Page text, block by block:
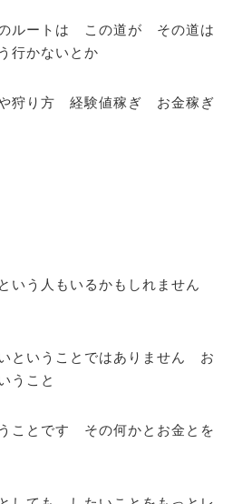
ルートは この道が その道は
行かないとか
狩り方 経験値稼ぎ お金稼ぎ
いう人もいるかもしれません
ということではありません お
うこと
ことです その何かとお金とを